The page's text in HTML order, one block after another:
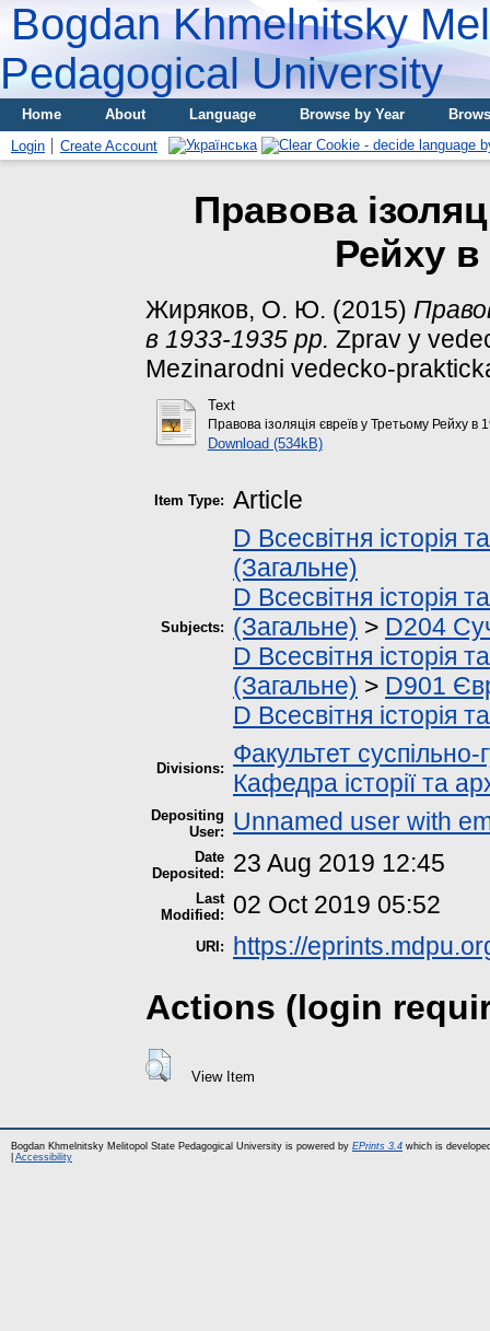
Bogdan Khmelnitsky
Pedagogical University
Home About Language Browse by Year
Login
Create Account
Правова
Рейху в
Жиряков, О. Ю. (2015)
в 1933-1935 рр. Zprav y
Mezinarodni vedecko-
Text
Правова ізоляція євреїв у Третьому Рейху в
Download (534kB)
Item Type: Article
Subjects:
D Всесвітня історія
(Загальне)
D Всесвітня історія
(Загальне) > D204
D Всесвітня історія
(Загальне) > D901
D Всесвітня історія
Divisions:
Факультет
Кафедра історії та
Depositing
User:
Unnamed user with
Date
Deposited:
23 Aug 2019 12:45
Last
Modified:
02 Oct 2019 05:52
URI: https://
Actions (login
View Item
Bogdan Khmelnitsky Melitopol State Pedagogical University is powered by EPrints 3.4 which is
Accessibility